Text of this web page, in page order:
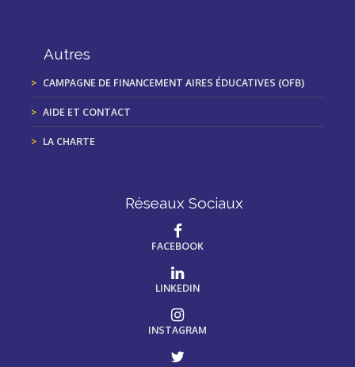
Autres
CAMPAGNE DE FINANCEMENT AIRES ÉDUCATIVES (OFB)
AIDE ET CONTACT
LA CHARTE
Réseaux Sociaux
FACEBOOK
LINKEDIN
INSTAGRAM